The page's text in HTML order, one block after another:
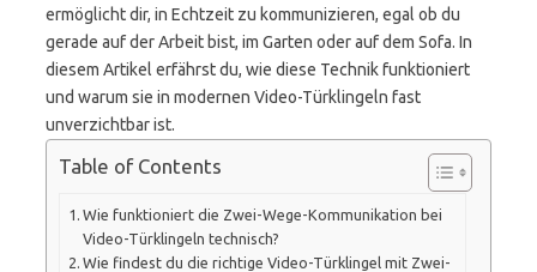
ermöglicht dir, in Echtzeit zu kommunizieren, egal ob du
gerade auf der Arbeit bist, im Garten oder auf dem Sofa. In
diesem Artikel erfährst du, wie diese Technik funktioniert
und warum sie in modernen Video-Türklingeln fast
unverzichtbar ist.
Table of Contents
Wie funktioniert die Zwei-Wege-Kommunikation bei
Video-Türklingeln technisch?
Wie findest du die richtige Video-Türklingel mit Zwei-